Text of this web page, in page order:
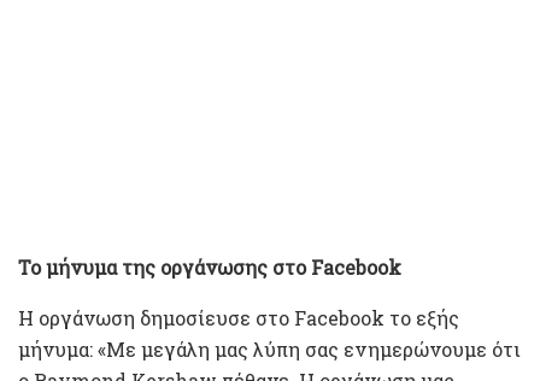
Το μήνυμα της οργάνωσης στο Facebook
Η οργάνωση δημοσίευσε στο Facebook το εξής
μήνυμα: «Με μεγάλη μας λύπη σας ενημερώνουμε ότι